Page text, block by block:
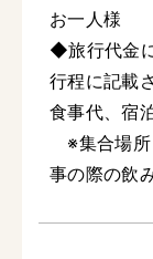
お一人様
◆旅行代金
行程に記載
食事代、宿
※集合場所
事の際の飲